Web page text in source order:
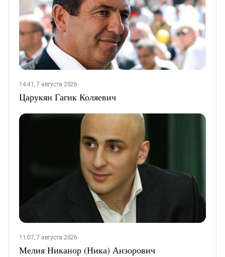
14:41, 7 августа 2026
Царукян Гагик Коляевич
11:07, 7 августа 2026
Мелия Никанор (Ника) Анзорович